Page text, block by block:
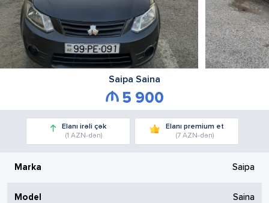
Saipa Saina
5 900
Elanı irəli çək
(1 AZN-dən)
Elanı premium et
(7 AZN-dən)
Marka Saipa
Model Saina